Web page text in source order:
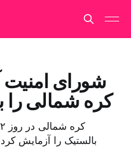
شورای
کره شمالی را
بالستیک را آزمایش